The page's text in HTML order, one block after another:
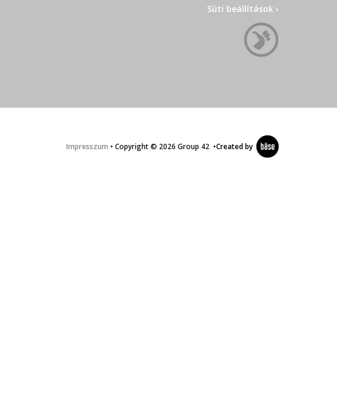
Süti beállítások ›
Impresszum • Copyright © 2026 Group 42 •Created by